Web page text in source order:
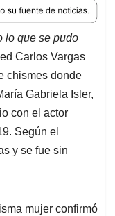
lo que se pudo
Carlos Vargas
chismes donde
Gabriela Isler,
con el actor
Según el
y se fue sin
mujer confirmó